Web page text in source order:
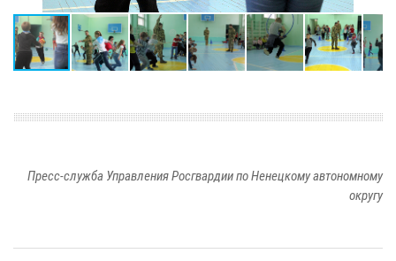
Пресс-служба Управления Росгвардии по Ненецкому автономному
округу